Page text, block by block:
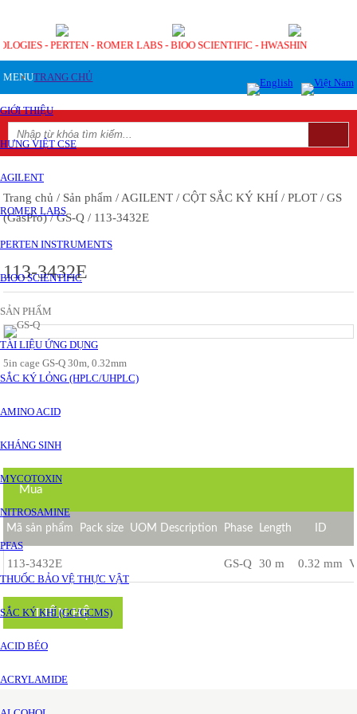
- PERTEN - ROMER LABS - BIOO SCIENTIFIC - HWASHIN
MENUTRANG CHỦ
GIỚI THIỆU
HƯNG VIỆT CSE
AGILENT
ROMER LABS
PERTEN INSTRUMENTS
BIOO SCIENTIFIC
SẢN PHẨM
TÀI LIỆU ỨNG DỤNG
SẮC KÝ LỎNG (HPLC/UHPLC)
AMINO ACID
KHÁNG SINH
MYCOTOXIN
NITROSAMINE
PFAS
THUỐC BẢO VỆ THỰC VẬT
SẮC KÝ KHÍ (GC/GCMS)
ACID BÉO
ACRYLAMIDE
Trang chủ / Sản phẩm / AGILENT / CỘT SẮC KÝ KHÍ / PLOT / GS
(GasPro)/ GS-Q / 113-3432E
113-3432E
5in cage GS-Q 30m, 0.32mm
Mua
Mã sản phẩm Pack size UOM Description Phase Length ID
113-3432E GS-Q 30 m 0.32 mm
LIÊN HỆ